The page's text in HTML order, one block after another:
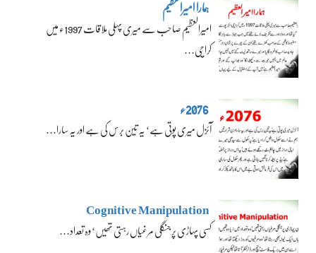
ہمارا امیرالعظیم
امیرالعظیم صاحب سے میری پہلی ملاقات 1997ء میں
کراچی…
2076ء
آئزل میری پوتی ہے‘ یہ تین برس کی ہے اور یہ سارا…
Cognitive Manipulation
کسی پہاڑی پر جنگلی مرغیاں رہتی تھیں‘ وہ تعداد…